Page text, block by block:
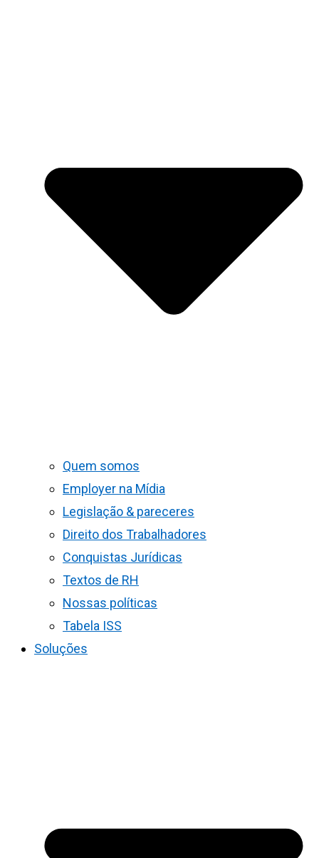
Quem somos
Employer na Mídia
Legislação & pareceres
Direito dos Trabalhadores
Conquistas Jurídicas
Textos de RH
Nossas políticas
Tabela ISS
Soluções